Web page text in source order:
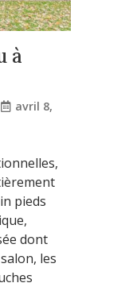
à
avril 8,
pieds
dont
les